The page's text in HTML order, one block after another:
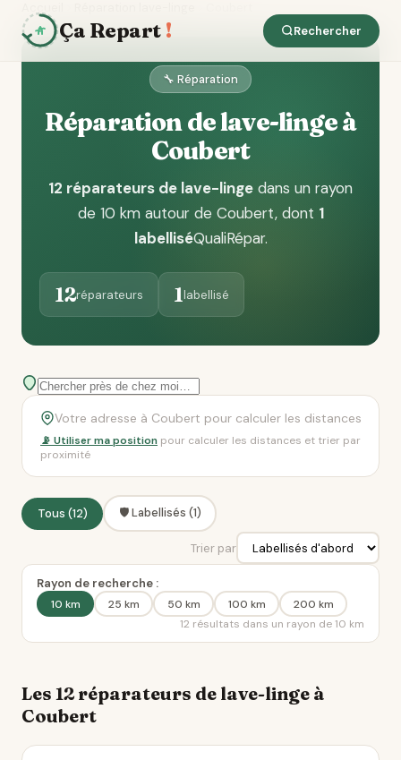
Ça Repart ! Rechercher
🔧 Réparation
Réparation de lave-linge à
Coubert
12 réparateurs de lave-linge dans un rayon
de 10 km autour de Coubert, dont 1
labelliséQualiRépar.
12réparateurs 1labellisé
📡 Utiliser ma position pour calculer les distances et trier par
proximité
Tous (12) 🛡️ Labellisés (1)
Trier par
Rayon de recherche :
10 km 25 km 50 km 100 km
200 km
12 résultats dans un rayon de 10 km
Les 12 réparateurs de lave-linge à
Coubert